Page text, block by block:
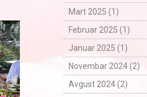
Mart 2025 (1)
Februar 2025 (1)
Januar 2025 (1)
Novembar 2024 (2)
Avgust 2024 (2)